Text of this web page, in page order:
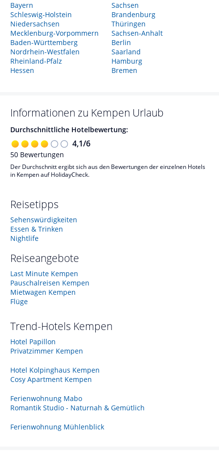
Bayern
Schleswig-Holstein
Niedersachsen
Mecklenburg-Vorpommern
Baden-Württemberg
Nordrhein-Westfalen
Rheinland-Pfalz
Hessen
Sachsen
Brandenburg
Thüringen
Sachsen-Anhalt
Berlin
Saarland
Hamburg
Bremen
Informationen zu Kempen Urlaub
Durchschnittliche Hotelbewertung:
4,1/6
50 Bewertungen
Der Durchschnitt ergibt sich aus den Bewertungen der einzelnen Hotels
in Kempen auf HolidayCheck.
Reisetipps
Sehenswürdigkeiten
Essen & Trinken
Nightlife
Reiseangebote
Last Minute Kempen
Pauschalreisen Kempen
Mietwagen Kempen
Flüge
Trend-Hotels Kempen
Hotel Papillon
Privatzimmer Kempen
Hotel Kolpinghaus Kempen
Cosy Apartment Kempen
Ferienwohnung Mabo
Romantik Studio - Naturnah & Gemütlich
Ferienwohnung Mühlenblick